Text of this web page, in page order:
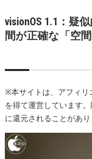
visionOS 1.1：疑
間が正確な「空
※本サイトは、アフィリ
を得て運営しています
に還元されることがあり